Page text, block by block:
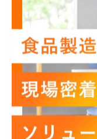
OCR（文字認
入力ミスと確認
大切なのは、「現
業できること」。
これが実現できれ
体の利益率向上につ
まとめ：ま